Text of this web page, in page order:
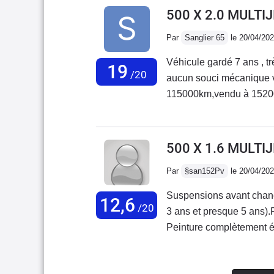
vraiment sympa et très
conduite, les 140 cv
assez silencieuse et
tissus de sièges, très
de l'eau....!!!!)J'ai aussi
baladait. Problème non
19 /20
500 X 2.0
Par Sanglier 65 le 20/04/
Véhicule gardé 7 ans ,
aucun souci mécanique vidange tous les 15000 km courroie de distribution à
115000km,vendu à 152000 contrôle technique vierge! Intérieur
vendue en
conduite !
12,6 /20
500 X 1.6
Par §san152Pv le 20/04/
Suspensions avant
3 ans et presque 5
Peinture complètement